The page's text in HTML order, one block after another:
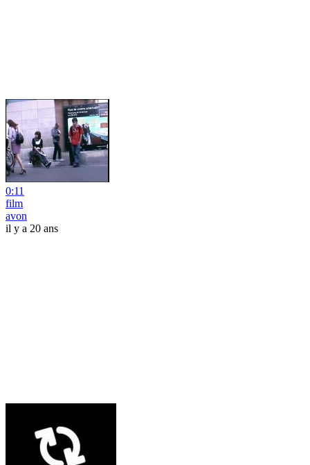
0:11
film
avon
il y a 20 ans